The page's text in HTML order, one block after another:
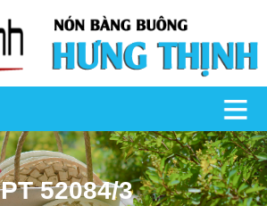
PT 52084/3